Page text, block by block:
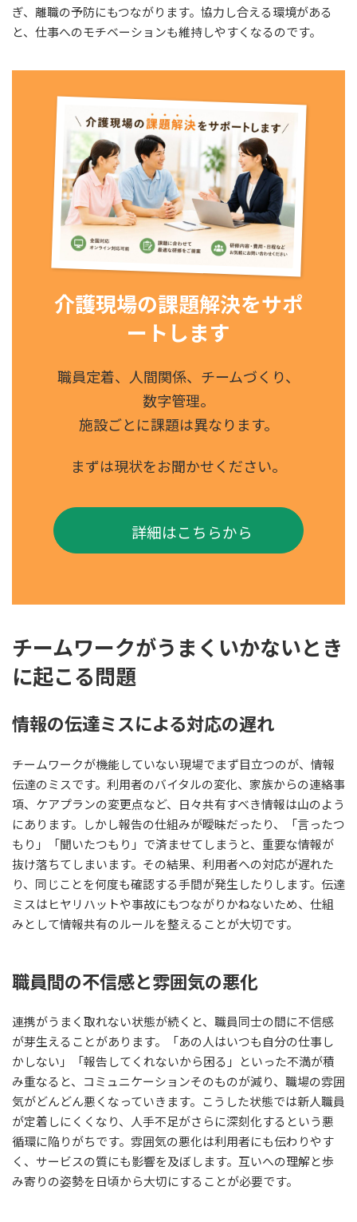
ぎ、離職の予防にもつながります。協力し合える環境がある
と、仕事へのモチベーションも維持しやすくなるのです。
介護現場の課題解決をサポ
ートします
職員定着、人間関係、チームづくり、
数字管理。
施設ごとに課題は異なります。
まずは現状をお聞かせください。
詳細はこちらから
チームワークがうまくいかないとき
に起こる問題
情報の伝達ミスによる対応の遅れ
チームワークが機能していない現場でまず目立つのが、情報
伝達のミスです。利用者のバイタルの変化、家族からの連絡事
項、ケアプランの変更点など、日々共有すべき情報は山のよう
にあります。しかし報告の仕組みが曖昧だったり、「言ったつ
もり」「聞いたつもり」で済ませてしまうと、重要な情報が
抜け落ちてしまいます。その結果、利用者への対応が遅れた
り、同じことを何度も確認する手間が発生したりします。伝達
ミスはヒヤリハットや事故にもつながりかねないため、仕組
みとして情報共有のルールを整えることが大切です。
職員間の不信感と雰囲気の悪化
連携がうまく取れない状態が続くと、職員同士の間に不信感
が芽生えることがあります。「あの人はいつも自分の仕事し
かしない」「報告してくれないから困る」といった不満が積
み重なると、コミュニケーションそのものが減り、職場の雰囲
気がどんどん悪くなっていきます。こうした状態では新人職員
が定着しにくくなり、人手不足がさらに深刻化するという悪
循環に陥りがちです。雰囲気の悪化は利用者にも伝わりやす
く、サービスの質にも影響を及ぼします。互いへの理解と歩
み寄りの姿勢を日頃から大切にすることが必要です。